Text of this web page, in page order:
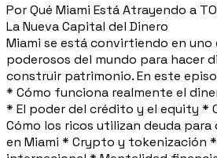
Por Qué Miami Está Atrayendo a
La Nueva Capital del Dinero
Miami se está convirtiendo en uno
poderosos del mundo para hacer
construir patrimonio. En este
* Cómo funciona realmente el
* El poder del crédito y el equity *
Cómo los ricos utilizan deuda para
en Miami * Crypto y tokenización